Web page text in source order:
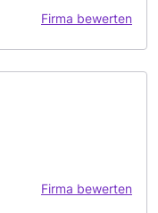
Firma bewerten
Firma bewerten